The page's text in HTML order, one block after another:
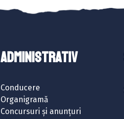
ADMINISTRATIV
Conducere
Organigramă
Concursuri și anunțuri